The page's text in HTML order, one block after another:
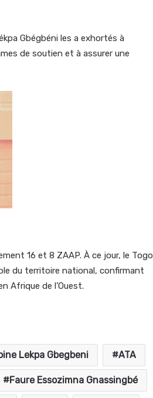
Gbégbéni les a exhortés à
de soutien et à assurer une
16 et 8 ZAAP. À ce jour, le Togo
du territoire national, confirmant
Afrique de l’Ouest.
Lekpa Gbegbeni ATA
Faure Essozimna Gnassingbé